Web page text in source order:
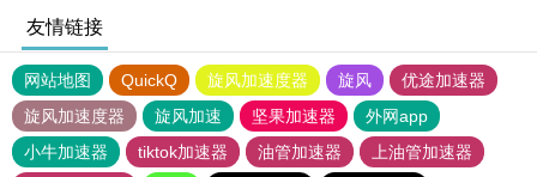
友情链接
网站地图 QuickQ 旋风加速度器 旋风
优途加速器
旋风加速度器
旋风加速 坚果加速器
外网app
小牛加速器
tiktok加速器 油管加速器
上油管加速器